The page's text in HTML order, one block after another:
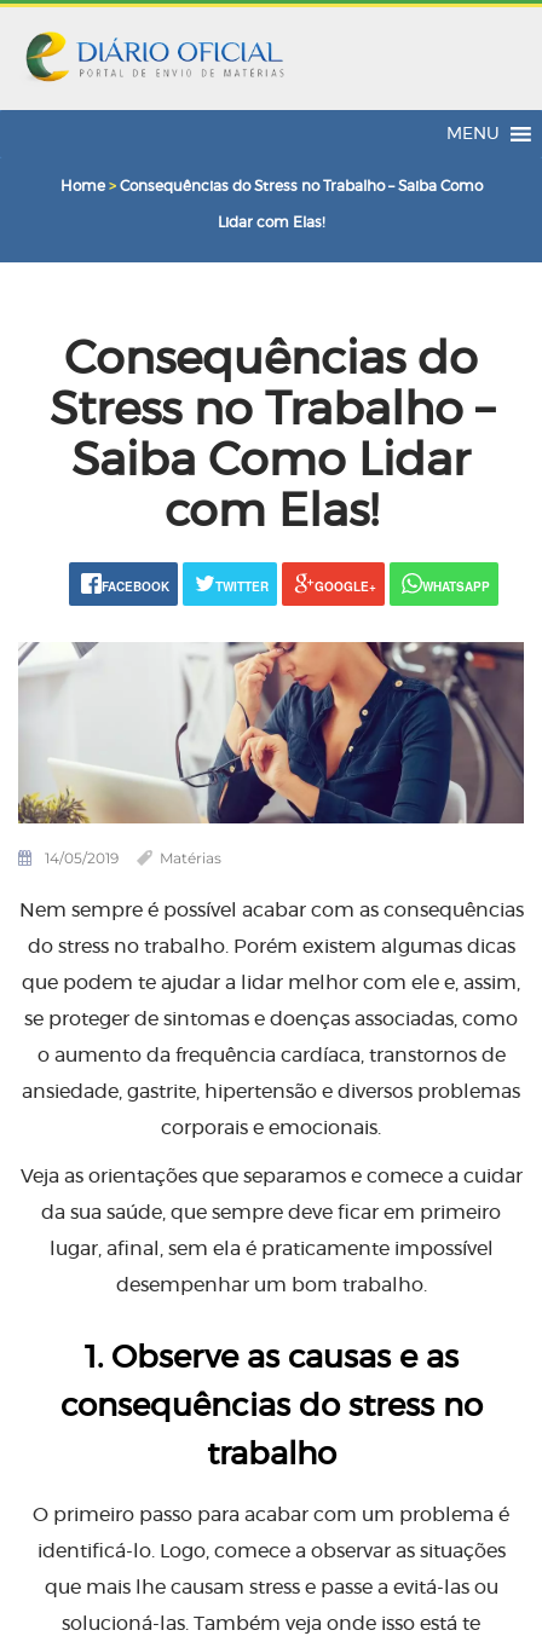
MENU
Home> Consequências do Stress no Trabalho – Saiba Como
Lidar com Elas!
Consequências do
Stress no Trabalho –
Saiba Como Lidar
com Elas!
FACEBOOK TWITTER GOOGLE+ WHATSAPP
14/05/2019 Matérias
Nem sempre é possível acabar com as consequências
do stress no trabalho. Porém existem algumas dicas
que podem te ajudar a lidar melhor com ele e, assim,
se proteger de sintomas e doenças associadas, como
o aumento da frequência cardíaca, transtornos de
ansiedade, gastrite, hipertensão e diversos problemas
corporais e emocionais.
Veja as orientações que separamos e comece a cuidar
da sua saúde, que sempre deve ficar em primeiro
lugar, afinal, sem ela é praticamente impossível
desempenhar um bom trabalho.
1. Observe as causas e as
consequências do stress no
trabalho
O primeiro passo para acabar com um problema é
identificá-lo. Logo, comece a observar as situações
que mais lhe causam stress e passe a evitá-las ou
solucioná-las. Também veja onde isso está te